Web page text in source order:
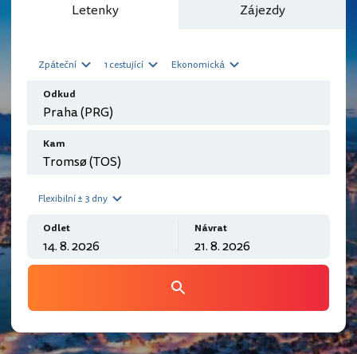
Letenky Zájezdy
Zpáteční 1 cestující Ekonomická
Odkud
Kam
Flexibilní ± 3 dny
Odlet Návrat